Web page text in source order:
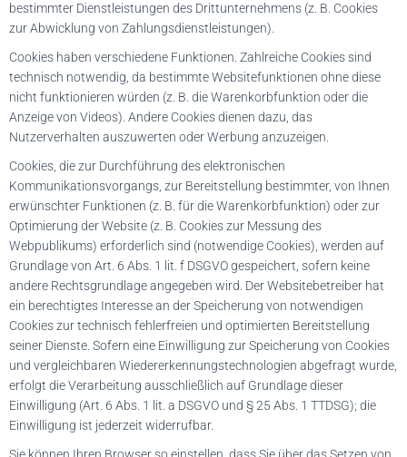
bestimmter Dienstleistungen des Drittunternehmens (z. B. Cookies
zur Abwicklung von Zahlungsdienstleistungen).
Cookies haben verschiedene Funktionen. Zahlreiche Cookies sind
technisch notwendig, da bestimmte Websitefunktionen ohne diese
nicht funktionieren würden (z. B. die Warenkorbfunktion oder die
Anzeige von Videos). Andere Cookies dienen dazu, das
Nutzerverhalten auszuwerten oder Werbung anzuzeigen.
Cookies, die zur Durchführung des elektronischen
Kommunikationsvorgangs, zur Bereitstellung bestimmter, von Ihnen
erwünschter Funktionen (z. B. für die Warenkorbfunktion) oder zur
Optimierung der Website (z. B. Cookies zur Messung des
Webpublikums) erforderlich sind (notwendige Cookies), werden auf
Grundlage von Art. 6 Abs. 1 lit. f DSGVO gespeichert, sofern keine
andere Rechtsgrundlage angegeben wird. Der Websitebetreiber hat
ein berechtigtes Interesse an der Speicherung von notwendigen
Cookies zur technisch fehlerfreien und optimierten Bereitstellung
seiner Dienste. Sofern eine Einwilligung zur Speicherung von Cookies
und vergleichbaren Wiedererkennungstechnologien abgefragt wurde,
erfolgt die Verarbeitung ausschließlich auf Grundlage dieser
Einwilligung (Art. 6 Abs. 1 lit. a DSGVO und § 25 Abs. 1 TTDSG); die
Einwilligung ist jederzeit widerrufbar.